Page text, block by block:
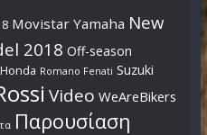
Movistar Yamaha New
2018 Off-season
Romano Fenati Suzuki
Video WeAreBikers
Παρουσίαση